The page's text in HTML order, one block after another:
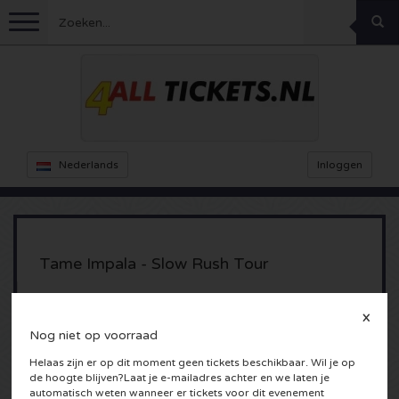
Nederlands Inloggen
Menu
Ajax kaarten
Nederland
Engeland
Spanje
Marco Borsato kaartjes
Kensington kaarten
Snoop Dogg kaartjes
Milkshake kaartjes
DGTL kaartjes
Awakenings kaarten
Formule 1
Kickboksen
Rugby
Dance
Armin van Buuren kaarten
Reverze kaarten
Theater
TAFKAL kaartjes
Overig
Nog niet op voorraad
X
Helaas zijn er op dit moment geen tickets beschikbaar. Wil je op
de hoogte blijven?Laat je e-mailadres achter en we laten je
automatisch weten wanneer er tickets voor dit evenement
Tame Impala - Slow Rush Tour
Amsterdam, Nederland